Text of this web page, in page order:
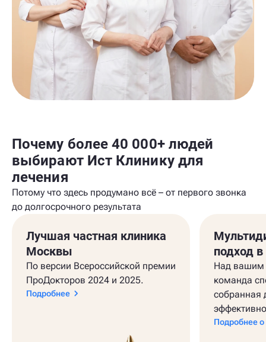
Почему более 40 000+ людей
выбирают Ист Клинику для
лечения
Потому что здесь продумано всё – от первого звонка
до долгосрочного результата
Лучшая частная клиника
Москвы
По версии Всероссийской премии
ПроДокторов 2024 и 2025.
Подробнее
подход
Над вашим
команда
собранная
Подробнее о